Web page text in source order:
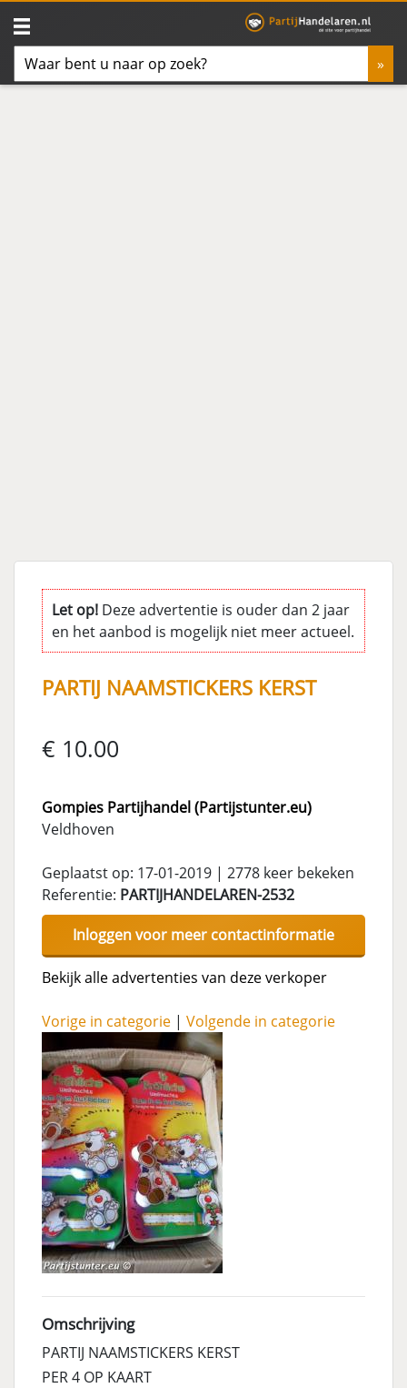
Let op! Deze advertentie is ouder dan 2 jaar
en het aanbod is mogelijk niet meer actueel.
PARTIJ NAAMSTICKERS KERST
€ 10.00
Gompies Partijhandel (Partijstunter.eu)
Veldhoven
Geplaatst op: 17-01-2019 | 2778 keer bekeken
Referentie: PARTIJHANDELAREN-2532
Inloggen voor meer contactinformatie
Bekijk alle advertenties van deze verkoper
Vorige in categorie | Volgende in categorie
Omschrijving
PARTIJ NAAMSTICKERS KERST
PER 4 OP KAART